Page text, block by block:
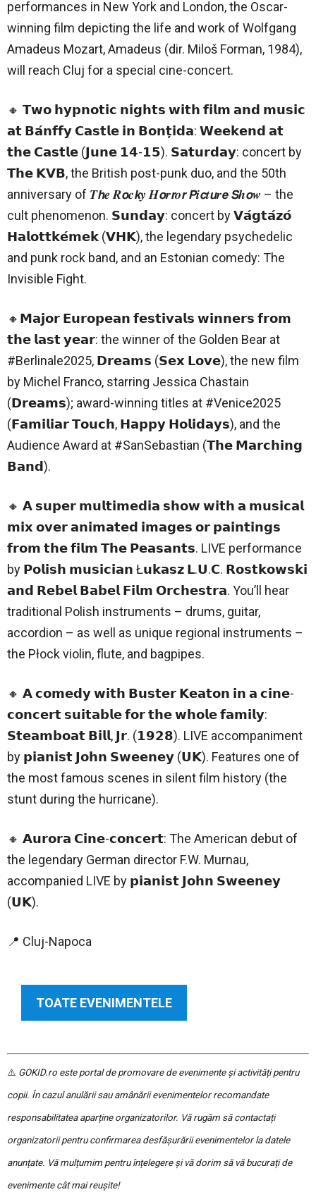
performances in New York and London, the Oscar-
winning film depicting the life and work of Wolfgang
Amadeus Mozart, Amadeus (dir. Miloš Forman, 1984),
will reach Cluj for a special cine-concert.
🔸 𝗧𝘄𝗼 𝗵𝘆𝗽𝗻𝗼𝘁𝗶𝗰 𝗻𝗶𝗴𝗵𝘁𝘀 𝘄𝗶𝘁𝗵 𝗳𝗶𝗹𝗺 𝗮𝗻𝗱 𝗺𝘂𝘀𝗶𝗰
𝗮𝘁 𝗕𝗮́𝗻𝗳𝗳𝘆 𝗖𝗮𝘀𝘁𝗹𝗲 𝗶𝗻 𝗕𝗼𝗻𝘁̦𝗶𝗱𝗮: 𝗪𝗲𝗲𝗸𝗲𝗻𝗱 𝗮𝘁
𝘁𝗵𝗲 𝗖𝗮𝘀𝘁𝗹𝗲 (𝗝𝘂𝗻𝗲 𝟭𝟰-𝟭𝟱). 𝗦𝗮𝘁𝘂𝗿𝗱𝗮𝘆: concert by
𝗧𝗵𝗲 𝗞𝗩𝗕, the British post-punk duo, and the 50th
anniversary of 𝑻𝙝𝒆 𝑹𝙤𝒄𝙠𝒚 𝑯𝙤𝒓𝙧𝒐𝙧 𝙋𝒊𝙘𝒕𝙪𝒓𝙚 𝙎𝒉𝙤𝒘 – the
cult phenomenon. 𝗦𝘂𝗻𝗱𝗮𝘆: concert by 𝗩𝗮́𝗴𝘁𝗮́𝘇𝗼́
𝗛𝗮𝗹𝗼𝘁𝘁𝗸𝗲́𝗺𝗲𝗸 (𝗩𝗛𝗞), the legendary psychedelic
and punk rock band, and an Estonian comedy: The
Invisible Fight.
🔸𝗠𝗮𝗷𝗼𝗿 𝗘𝘂𝗿𝗼𝗽𝗲𝗮𝗻 𝗳𝗲𝘀𝘁𝗶𝘃𝗮𝗹𝘀 𝘄𝗶𝗻𝗻𝗲𝗿𝘀 𝗳𝗿𝗼𝗺
𝘁𝗵𝗲 𝗹𝗮𝘀𝘁 𝘆𝗲𝗮𝗿: the winner of the Golden Bear at
#Berlinale2025, 𝗗𝗿𝗲𝗮𝗺𝘀 (𝗦𝗲𝘅 𝗟𝗼𝘃𝗲), the new film
by Michel Franco, starring Jessica Chastain
(𝗗𝗿𝗲𝗮𝗺𝘀); award-winning titles at #Venice2025
(𝗙𝗮𝗺𝗶𝗹𝗶𝗮𝗿 𝗧𝗼𝘂𝗰𝗵, 𝗛𝗮𝗽𝗽𝘆 𝗛𝗼𝗹𝗶𝗱𝗮𝘆𝘀), and the
Audience Award at #SanSebastian (𝗧𝗵𝗲 𝗠𝗮𝗿𝗰𝗵𝗶𝗻𝗴
𝗕𝗮𝗻𝗱).
🔸 𝗔 𝘀𝘂𝗽𝗲𝗿 𝗺𝘂𝗹𝘁𝗶𝗺𝗲𝗱𝗶𝗮 𝘀𝗵𝗼𝘄 𝘄𝗶𝘁𝗵 𝗮 𝗺𝘂𝘀𝗶𝗰𝗮𝗹
𝗺𝗶𝘅 𝗼𝘃𝗲𝗿 𝗮𝗻𝗶𝗺𝗮𝘁𝗲𝗱 𝗶𝗺𝗮𝗴𝗲𝘀 𝗼𝗿 𝗽𝗮𝗶𝗻𝘁𝗶𝗻𝗴𝘀
𝗳𝗿𝗼𝗺 𝘁𝗵𝗲 𝗳𝗶𝗹𝗺 𝗧𝗵𝗲 𝗣𝗲𝗮𝘀𝗮𝗻𝘁𝘀. LIVE performance
by 𝗣𝗼𝗹𝗶𝘀𝗵 𝗺𝘂𝘀𝗶𝗰𝗶𝗮𝗻 Ł𝘂𝗸𝗮𝘀𝘇 𝗟.𝗨.𝗖. 𝗥𝗼𝘀𝘁𝗸𝗼𝘄𝘀𝗸𝗶
𝗮𝗻𝗱 𝗥𝗲𝗯𝗲𝗹 𝗕𝗮𝗯𝗲𝗹 𝗙𝗶𝗹𝗺 𝗢𝗿𝗰𝗵𝗲𝘀𝘁𝗿𝗮. You’ll hear
traditional Polish instruments – drums, guitar,
accordion – as well as unique regional instruments –
the Płock violin, flute, and bagpipes.
🔸 𝗔 𝗰𝗼𝗺𝗲𝗱𝘆 𝘄𝗶𝘁𝗵 𝗕𝘂𝘀𝘁𝗲𝗿 𝗞𝗲𝗮𝘁𝗼𝗻 𝗶𝗻 𝗮 𝗰𝗶𝗻𝗲-
𝗰𝗼𝗻𝗰𝗲𝗿𝘁 𝘀𝘂𝗶𝘁𝗮𝗯𝗹𝗲 𝗳𝗼𝗿 𝘁𝗵𝗲 𝘄𝗵𝗼𝗹𝗲 𝗳𝗮𝗺𝗶𝗹𝘆:
𝗦𝘁𝗲𝗮𝗺𝗯𝗼𝗮𝘁 𝗕𝗶𝗹𝗹, 𝗝𝗿. (𝟭𝟵𝟮𝟴). LIVE accompaniment
by 𝗽𝗶𝗮𝗻𝗶𝘀𝘁 𝗝𝗼𝗵𝗻 𝗦𝘄𝗲𝗲𝗻𝗲𝘆 (𝗨𝗞). Features one of
the most famous scenes in silent film history (the
stunt during the hurricane).
🔸 𝗔𝘂𝗿𝗼𝗿𝗮 𝗖𝗶𝗻𝗲-𝗰𝗼𝗻𝗰𝗲𝗿𝘁: The American debut of
the legendary German director F.W. Murnau,
accompanied LIVE by 𝗽𝗶𝗮𝗻𝗶𝘀𝘁 𝗝𝗼𝗵𝗻 𝗦𝘄𝗲𝗲𝗻𝗲𝘆
(𝗨𝗞).
📍 Cluj-Napoca
TOATE EVENIMENTELE
⚠️ GOKID.ro este portal de promovare de evenimente și activități pentru
copii. În cazul anulării sau amânării evenimentelor recomandate
responsabilitatea aparține organizatorilor. Vă rugăm să contactați
organizatorii pentru confirmarea desfășurării evenimentelor la datele
anunțate. Vă mulțumim pentru înțelegere și vă dorim să vă bucurați de
evenimente cât mai reușite!